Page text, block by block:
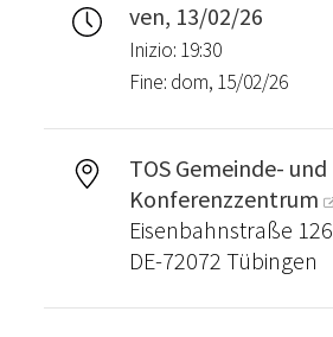
ven, 13/02/26
Inizio: 19:30
Fine: dom, 15/02/26
TOS Gemeinde- und
Konferenzzentrum
Eisenbahnstraße 126
DE-72072 Tübingen